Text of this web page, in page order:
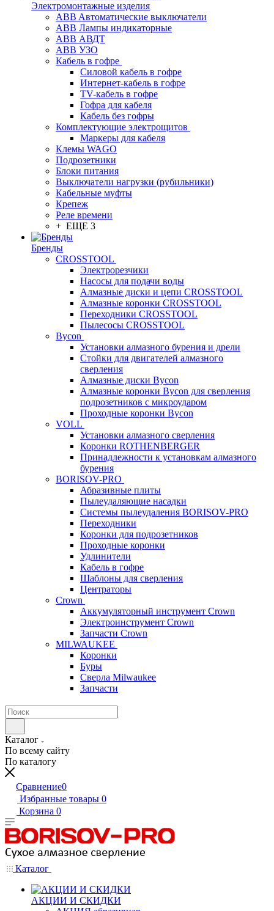
Электромонтажные изделия
ABB Aвтоматические выключатели
ABB Лампы индикаторные
ABB АВДТ
ABB УЗО
Кабель в гофре
Силовой кабель в гофре
Интернет-кабель в гофре
TV-кабель в гофре
Гофра для кабеля
Кабель без гофры
Комплектующие электрощитов
Маркеры для кабеля
Клемы WAGO
Подрозетники
Блоки питания
Выключатели нагрузки (рубильники)
Кабельные муфты
Крепеж
Реле времени
+ ЕЩЕ 3
Бренды
CROSSTOOL
Электрорезчики
Насосы для подачи воды
Алмазные диски и цепи CROSSTOOL
Алмазные коронки CROSSTOOL
Переходники CROSSTOOL
Пылесосы CROSSTOOL
Bycon
Установки алмазного бурения и дрели
Стойки для двигателей алмазного
сверления
Алмазные диски Bycon
Алмазные коронки Bycon для сверления
подрозетников с микроударом
Проходные коронки Bycon
VOLL
Установки алмазного сверления
Коронки ROTHENBERGER
Принадлежности к установкам алмазного
бурения
BORISOV-PRO
Абразивные плиты
Пылеудаляющие насадки
Системы пылеудаления BORISOV-PRO
Переходники
Коронки для подрозетников
Проходные коронки
Удлинители
Кабель в гофре
Шаблоны для сверления
Центраторы
Crown
Аккумуляторный инструмент Crown
Электроинструмент Crown
Запчасти Crown
MILWAUKEE
Коронки
Буры
Сверла Milwaukee
Запчасти
Каталог
По всему сайту
По каталогу
Сравнение0
Избранные товары 0
Корзина 0
Каталог
АКЦИИ И СКИДКИ